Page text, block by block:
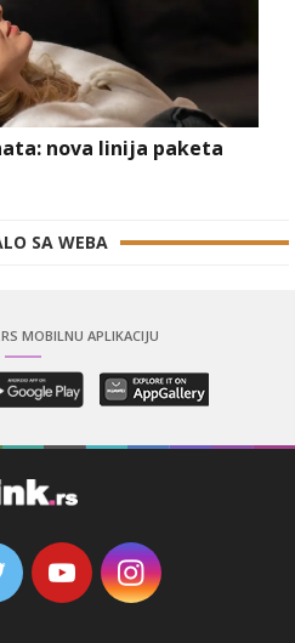
nova linija paketa
SA WEBA
MOBILNU APLIKACIJU